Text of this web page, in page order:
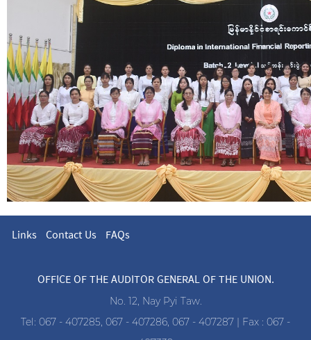
Links Contact Us FAQs
OFFICE OF THE AUDITOR GENERAL OF THE UNION.
No. 12, Nay Pyi Taw.
Tel: 067 - 407285, 067 - 407286, 067 - 407287 | Fax : 067 -